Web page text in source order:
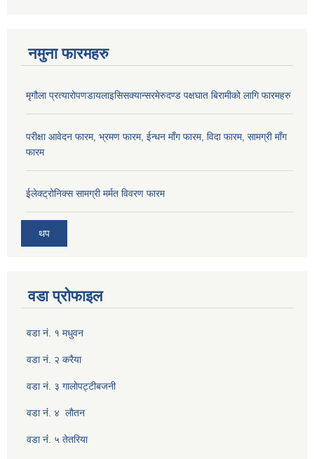
नमुना फारमहरु
मृगौला प्रत्यारोपणडायलाइसिसक्यान्सरमेरुदण्ड पक्षघात बिरामीको लागि फारमहरु
परीक्षा आवेदन फारम, भ्रमण फारम, ईन्धन माँग फारम, विदा फारम, सामग्री माँग
फारम
ईलेक्ट्रोनिक्स सामग्री मर्मत विवरण फारम
थप
वडा प्रोफाइल
वडा नं. १ मधुवन
वडा नं. २ करैया
वडा नं. ३ गालाेपट्टीबजनी
वडा नंं. ४ लाैतन
वडा नंं. ५ तेतरिया